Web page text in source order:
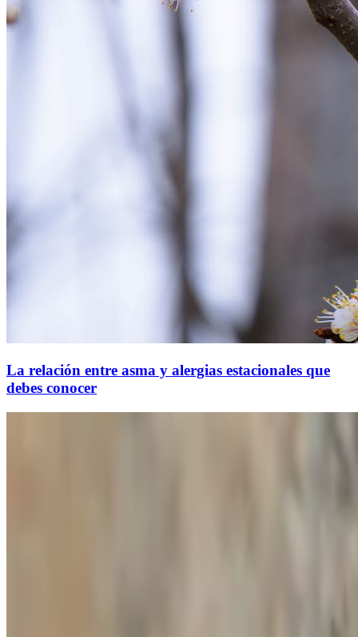
La relación entre asma y alergias estacionales que
debes conocer